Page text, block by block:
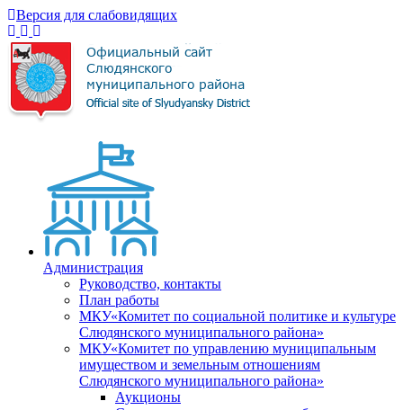
Версия для слабовидящих
Администрация
Руководство, контакты
План работы
МКУ«Комитет по социальной политике и культуре
Слюдянского муниципального района»
МКУ«Комитет по управлению муниципальным
имуществом и земельным отношениям
Слюдянского муниципального района»
Аукционы